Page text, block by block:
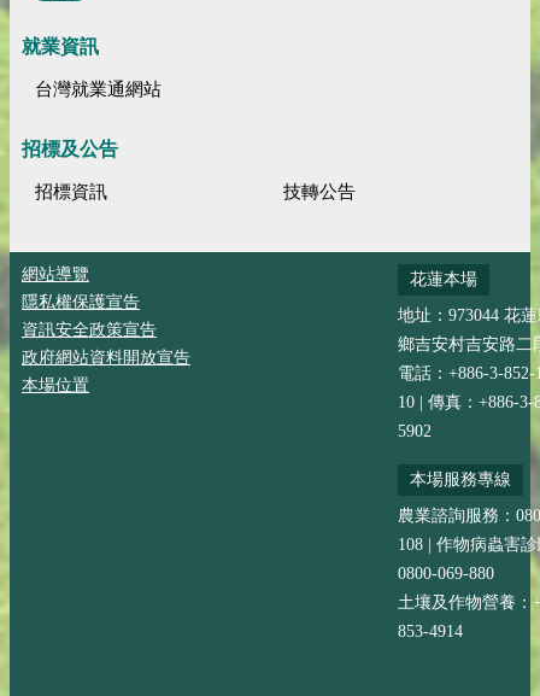
就業資訊
台灣就業通網站
招標及公告
招標資訊 技轉公告
網站導覽
隱私權保護宣告
資訊安全政策宣告
政府網站資料開放宣告
本場位置
花蓮本場
地址：973044 花
鄉吉安村吉安路二
電話：+886-3-852-
10 | 傳真：+886-3-
5902
本場服務專線
農業諮詢服務：
108 | 作物病蟲害
0800-069-880
土壤及作物營養：
853-4914